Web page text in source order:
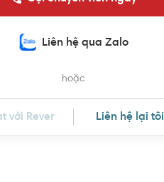
Liên hệ qua Zalo
hoặc
với Rever Liên hệ lại tôi